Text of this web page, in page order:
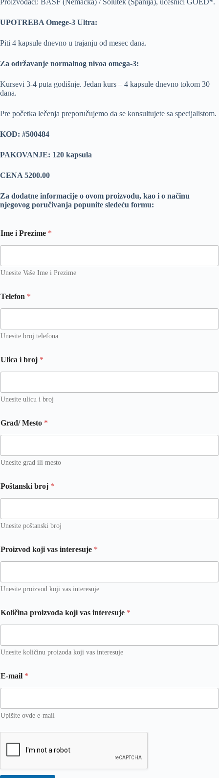
UPOTREBA Omege-3 Ultra:
Piti 4 kapsule dnevno u trajanju od mesec dana.
Za održavanje normalnog nivoa omega-3:
Kursevi 3-4 puta godišnje. Jedan kurs – 4 kapsule dnevno tokom 30
dana.
Pre početka lečenja preporučujemo da se konsultujete sa specijalistom.
KOD: #500484
PAKOVANJE: 120 kapsula
CENA 5200.00
Za dodatne informacije o ovom proizvodu, kao i o načinu
njegovog poručivanja popunite sledeću formu:
Ime i Prezime *
Unesite Vaše Ime i Prezime
Telefon *
Unesite broj telefona
Ulica i broj *
Unesite ulicu i broj
r
o
m
r
o
Grad/ Mesto *
Unesite grad ili mesto
Poštanski broj *
Unesite poštanski broj
Proizvod koji vas interesuje *
Unesite proizvod koji vas interesuje
Količina proizvoda koji vas interesuje *
Unesite količinu proizoda koji vas interesuje
E-mail *
Upišite ovde e-mail